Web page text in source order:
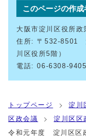
このページの作
大阪市淀川区役所政
住所: 〒532-8501
川区役所5階）
電話: 06-6308-
トップページ 淀川
区政会議
淀川区区
令和元年度 淀川区区